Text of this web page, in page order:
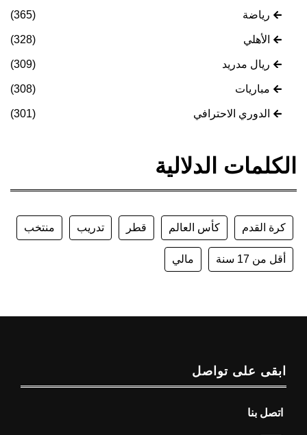
رياضة (365)
الأهلي (328)
ريال مدريد (309)
مباريات (308)
الدوري الاحترافي (301)
الكلمات الدلالية
كرة القدم كأس العالم قطر تدريب منتخب
أقل من 17 سنة مالي
ابقى على تواصل
اتصل بنا